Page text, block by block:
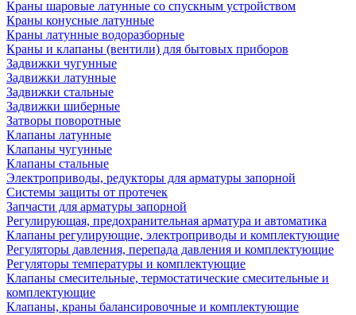
Краны шаровые латунные со спускным устройством
Краны конусные латунные
Краны латунные водоразборные
Краны и клапаны (вентили) для бытовых приборов
Задвижки чугунные
Задвижки латунные
Задвижки стальные
Задвижки шиберные
Затворы поворотные
Клапаны латунные
Клапаны чугунные
Клапаны стальные
Электроприводы, редукторы для арматуры запорной
Системы защиты от протечек
Запчасти для арматуры запорной
Регулирующая, предохранительная арматура и автоматика
Клапаны регулирующие, электроприводы и комплектующие
Регуляторы давления, перепада давления и комплектующие
Регуляторы температуры и комплектующие
Клапаны смесительные, термостатические смесительные и
комплектующие
Клапаны, краны балансировочные и комплектующие